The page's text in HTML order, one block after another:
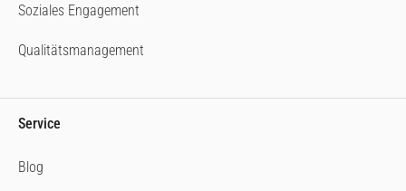
Soziales Engagement
Qualitätsmanagement
Service
Blog